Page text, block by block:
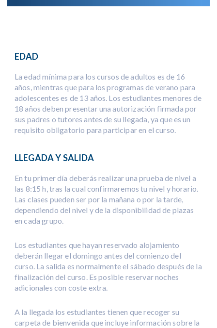
EDAD
La edad mínima para los cursos de adultos es de 16
años, mientras que para los programas de verano para
adolescentes es de 13 años. Los estudiantes menores de
18 años deben presentar una autorización firmada por
sus padres o tutores antes de su llegada, ya que es un
requisito obligatorio para participar en el curso.
LLEGADA Y SALIDA
En tu primer día deberás realizar una prueba de nivel a
las 8:15 h, tras la cual confirmaremos tu nivel y horario.
Las clases pueden ser por la mañana o por la tarde,
dependiendo del nivel y de la disponibilidad de plazas
en cada grupo.
Los estudiantes que hayan reservado alojamiento
deberán llegar el domingo antes del comienzo del
curso. La salida es normalmente el sábado después de la
finalización del curso. Es posible reservar noches
adicionales con coste extra.
A la llegada los estudiantes tienen que recoger su
carpeta de bienvenida que incluye información sobre la